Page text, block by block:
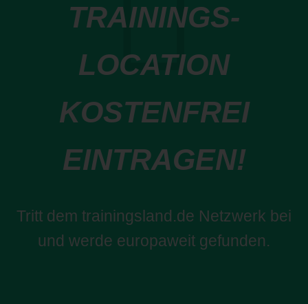
TRAININGS-
LOCATION
KOSTENFREI
EINTRAGEN!
Tritt dem trainingsland.de Netzwerk bei
und werde europaweit gefunden.